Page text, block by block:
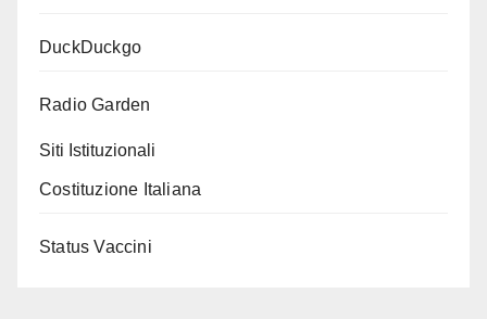
DuckDuckgo
Radio Garden
Siti Istituzionali
Costituzione Italiana
Status Vaccini